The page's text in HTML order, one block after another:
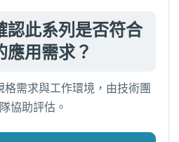
認此系列是否符合
應用需求？
格需求與工作環境，由技術團
隊協助評估。